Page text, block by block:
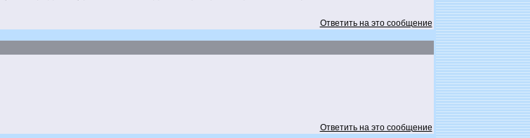
Ответить на это сообщение
Ответить на это сообщение